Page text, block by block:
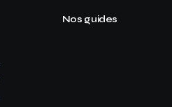
Nos guides